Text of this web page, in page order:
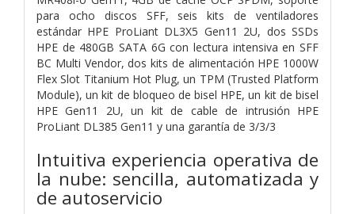
para ocho discos SFF, seis kits de ventiladores
estándar HPE ProLiant DL3X5 Gen11 2U, dos SSDs
HPE de 480GB SATA 6G con lectura intensiva en SFF
BC Multi Vendor, dos kits de alimentación HPE 1000W
Flex Slot Titanium Hot Plug, un TPM (Trusted Platform
Module), un kit de bloqueo de bisel HPE, un kit de bisel
HPE Gen11 2U, un kit de cable de intrusión HPE
ProLiant DL385 Gen11 y una garantía de 3/3/3
Intuitiva experiencia operativa de
la nube: sencilla, automatizada y
de autoservicio